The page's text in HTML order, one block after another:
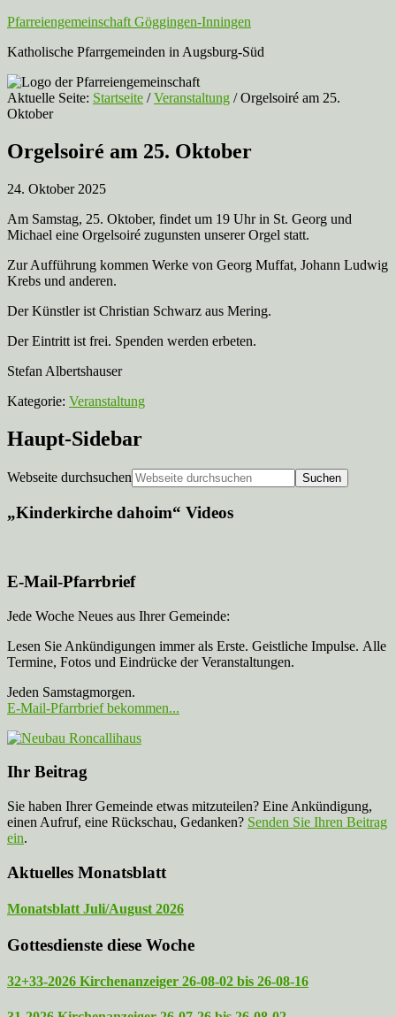
Pfarreiengemeinschaft Göggingen-Inningen
Katholische Pfarrgemeinden in Augsburg-Süd
Aktuelle Seite: Startseite / Veranstaltung /Orgelsoiré am 25.
Oktober
Orgelsoiré am 25. Oktober
24. Oktober 2025
Am Samstag, 25. Oktober, findet um 19 Uhr in St. Georg und
Michael eine Orgelsoiré zugunsten unserer Orgel statt.
Zur Aufführung kommen Werke von Georg Muffat, Johann Ludwig
Krebs und anderen.
Der Künstler ist Christian Schwarz aus Mering.
Der Eintritt ist frei. Spenden werden erbeten.
Stefan Albertshauser
Kategorie: Veranstaltung
Haupt-Sidebar
Webseite durchsuchen
„Kinderkirche dahoim“ Videos
E-Mail-Pfarrbrief
Jede Woche Neues aus Ihrer Gemeinde:
Lesen Sie Ankündigungen immer als Erste. Geistliche Impulse. Alle
Termine, Fotos und Eindrücke der Veranstaltungen.
Jeden Samstagmorgen.
E-Mail-Pfarrbrief bekommen...
Ihr Beitrag
Sie haben Ihrer Gemeinde etwas mitzuteilen? Eine Ankündigung,
einen Aufruf, eine Rückschau, Gedanken? Senden Sie Ihren Beitrag
ein.
Aktuelles Monatsblatt
Monatsblatt Juli/August 2026
Gottesdienste diese Woche
32+33-2026 Kirchenanzeiger 26-08-02 bis 26-08-16